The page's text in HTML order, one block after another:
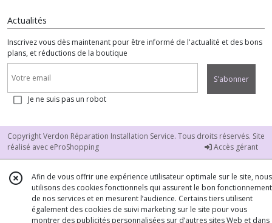
Actualités
Inscrivez vous dès maintenant pour être informé de l'actualité et des bons
plans, et réductions de la boutique
S'abonner
Je ne suis pas un robot
Copyright Verdon Réparation Installation Service. Tous droits réservés. Site
réalisé avec eProShopping Accès gérant
Afin de vous offrir une expérience utilisateur optimale sur le site, nous
utilisons des cookies fonctionnels qui assurent le bon fonctionnement
de nos services et en mesurent l’audience. Certains tiers utilisent
également des cookies de suivi marketing sur le site pour vous
montrer des publicités personnalisées sur d’autres sites Web et dans